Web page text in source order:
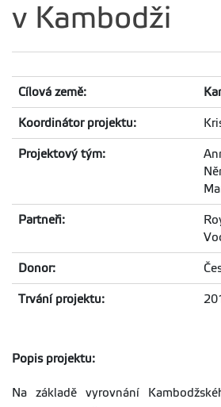
v Kambodži
Cílová země:
Koordinátor projektu:
Projektový tým:
Partneři:
Donor:
Trvání projektu:
Popis projektu:
Na základě vyrovnání